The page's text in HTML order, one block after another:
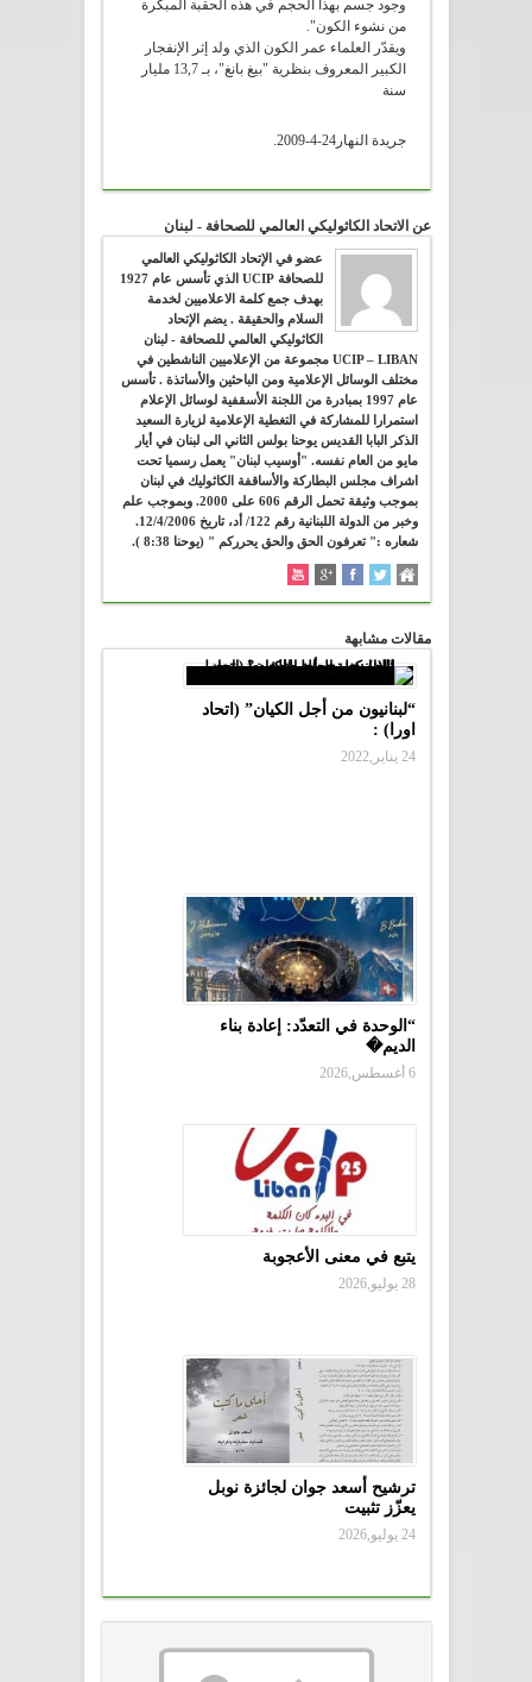
وجود جسم بهذا الحجم في هذه الحقبة المبكرة
من نشوء الكون".
ويقدّر العلماء عمر الكون الذي ولد إثر الإنفجار
الكبير المعروف بنظرية "بيغ بانغ"، بـ 13,7 مليار
سنة
جريدة النهار24-4-2009.
عن الاتحاد الكاثوليكي العالمي للصحافة - لبنان
عضو في الإتحاد الكاثوليكي العالمي
للصحافة UCIP الذي تأسس عام 1927
بهدف جمع كلمة الاعلاميين لخدمة
السلام والحقيقة . يضم الإتحاد
الكاثوليكي العالمي للصحافة - لبنان
UCIP – LIBAN مجموعة من الإعلاميين الناشطين في
مختلف الوسائل الإعلامية ومن الباحثين والأساتذة . تأسس
عام 1997 بمبادرة من اللجنة الأسقفية لوسائل الإعلام
استمرارا للمشاركة في التغطية الإعلامية لزيارة السعيد
الذكر البابا القديس يوحنا بولس الثاني الى لبنان في أيار
مايو من العام نفسه. "أوسيب لبنان" يعمل رسميا تحت
اشراف مجلس البطاركة والأساقفة الكاثوليك في لبنان
بموجب وثيقة تحمل الرقم 606 على 2000. وبموجب علم
وخبر من الدولة اللبنانية رقم 122/ أد، تاريخ 12/4/2006.
شعاره :" تعرفون الحق والحق يحرركم " (يوحنا 8:38 ).
مقالات مشابهة
“لبنانيون من أجل الكيان” (اتحاد
اورا) :
24 يناير,2022
“الوحدة في التعدّد: إعادة بناء
الديم�
6 أغسطس,2026
يتبع في معنى الأعجوبة
28 يوليو,2026
ترشيح أسعد جوان لجائزة نوبل
يعزّز تثبيت
24 يوليو,2026